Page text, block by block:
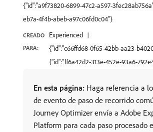
{"id":"a9f73820-6899-47c2-a597-
eb7a-4f4b-abeb-a97c06fd0c04"}
CREADO
PARA:
Experienced
{"id":"c66ffd68-0f65-42bb-aa23-
{"id":"ff6a42d2-313e-452e-93a6-
En esta página: Haga referencia a
de evento de paso de recorrido
Journey Optimizer envía a Adobe
Platform para cada paso procesado